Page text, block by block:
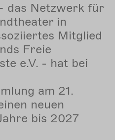
das Netzwerk für
in
Mitglied
Freie
e.V. - hat bei
am 21.
neuen
bis 2027